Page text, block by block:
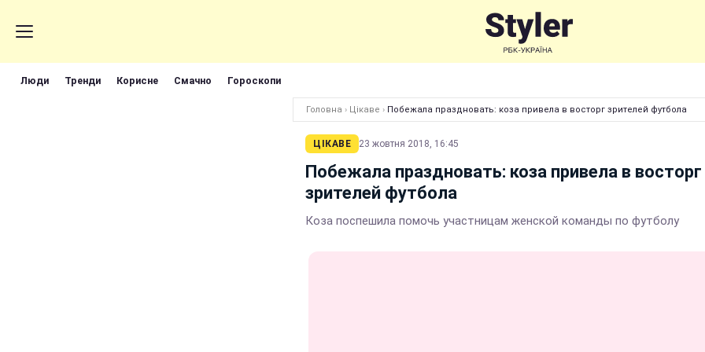
Люди Тренди Корисне Смачно Гороскопи
Головна › Цікаве › Побежала праздновать: коза привела в восторг зрителей футбола
ЦІКАВЕ 23 жовтня 2018, 16:45
Побежала праздновать: коза привела в восторг
зрителей футбола
Коза поспешила помочь участницам женской команды по футболу